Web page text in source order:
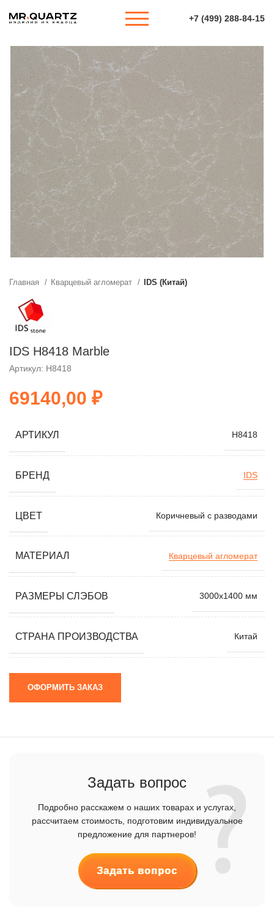
+7 (499) 288-84-15
Главная Кварцевый агломерат IDS (Китай)
IDS H8418 Marble
Артикул: H8418
₽
АРТИКУЛ H8418
БРЕНД IDS
ЦВЕТ Коричневый с разводами
МАТЕРИАЛ Кварцевый агломерат
РАЗМЕРЫ СЛЭБОВ 3000х1400 мм
СТРАНА ПРОИЗВОДСТВА Китай
ОФОРМИТЬ ЗАКАЗ
Задать вопрос
Подробно расскажем о наших товарах и услугах,
рассчитаем стоимость, подготовим индивидуальное
предложение для партнеров!
Задать вопрос